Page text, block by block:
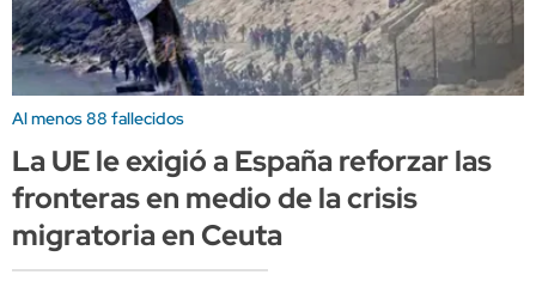
Al menos 88 fallecidos
La UE le exigió a España reforzar las
fronteras en medio de la crisis
migratoria en Ceuta